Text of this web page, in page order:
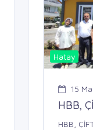
Hatay
15
HBB,
HBB,